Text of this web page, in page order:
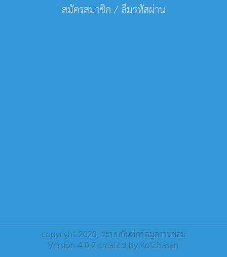
สมัครสมาชิก/ลืมรหัสผ่าน
copyright 2020,ระบบบันทึกข้อมูลงานซ่อม
Version 4.0.2 created byKotchasan